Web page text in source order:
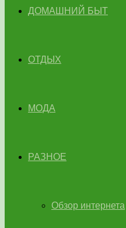
ДОМАШНИЙ БЫТ
ОТДЫХ
МОДА
РАЗНОЕ
Обзор интернета